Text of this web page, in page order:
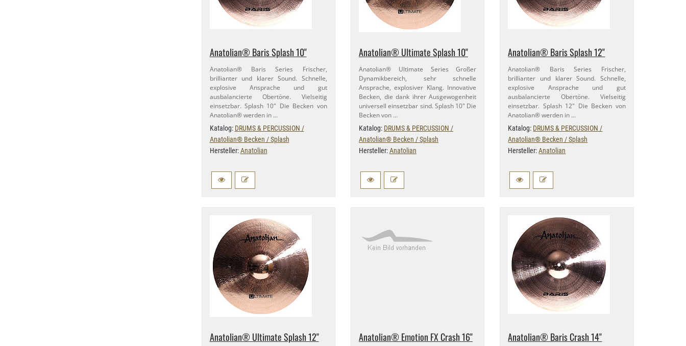
Anatolian® Baris Splash 10"
Anatolian® Baris Series Frischer,
brillianter und klarer Sound. Schnelle,
explosive Ansprache und gut
ausbalancierte Obertöne. Vielseitig
einsetzbar. Splash 10" Die Becken von
Anatolian® werden in …
Katalog: DRUMS & PERCUSSION /
Anatolian® Becken / Splash
Hersteller:Anatolian
Anatolian® Ultimate Splash 10"
Anatolian® Ultimate Series Großer
Dynamikbereich, sehr schnelle
Ansprache, explosiver Klang. Innovative
Becken, die dank ihrer Ausgewogenheit
universell einsetzbar sind. Splash 10" Die
Becken von …
Katalog: DRUMS & PERCUSSION /
Anatolian® Becken / Splash
Hersteller:Anatolian
Anatolian® Baris Splash 12"
Anatolian® Baris Series Frischer,
brillianter und klarer Sound. Schnelle,
explosive Ansprache und gut
ausbalancierte Obertöne. Vielseitig
einsetzbar. Splash 12" Die Becken von
Anatolian® werden in …
Katalog: DRUMS & PERCUSSION /
Anatolian® Becken / Splash
Hersteller:Anatolian
Anatolian® Ultimate Splash 12" Anatolian® Emotion FX Crash 16" Anatolian® Baris Crash 14"